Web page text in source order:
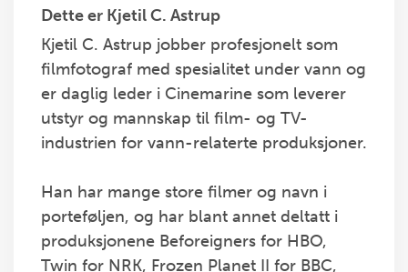
Dette er Kjetil C. Astrup
Kjetil C. Astrup jobber profesjonelt som
filmfotograf med spesialitet under vann og
er daglig leder i Cinemarine som leverer
utstyr og mannskap til film- og TV-
industrien for vann-relaterte produksjoner.
Han har mange store filmer og navn i
porteføljen, og har blant annet deltatt i
produksjonene Beforeigners for HBO,
Twin for NRK, Frozen Planet II for BBC,